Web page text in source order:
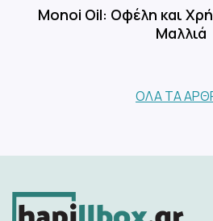
Monoi Oil: Οφέλη και
Μαλλιά
ΌΛΑ ΤΑ